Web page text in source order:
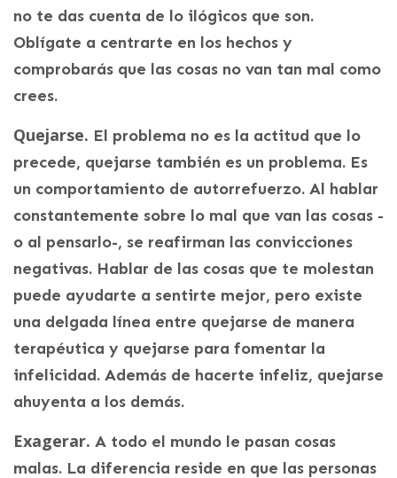
no te das cuenta de lo ilógicos que son.
Oblígate a centrarte en los hechos y
comprobarás que las cosas no van tan mal como
crees.
Quejarse. El problema no es la actitud que lo
precede, quejarse también es un problema. Es
un comportamiento de autorrefuerzo. Al hablar
constantemente sobre lo mal que van las cosas -
o al pensarlo-, se reafirman las convicciones
negativas. Hablar de las cosas que te molestan
puede ayudarte a sentirte mejor, pero existe
una delgada línea entre quejarse de manera
terapéutica y quejarse para fomentar la
infelicidad. Además de hacerte infeliz, quejarse
ahuyenta a los demás.
Exagerar. A todo el mundo le pasan cosas
malas. La diferencia reside en que las personas